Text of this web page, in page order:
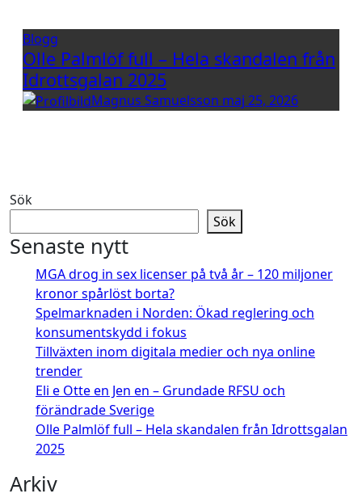
Blogg
Olle Palmlöf full – Hela skandalen från
Idrottsgalan 2025
Magnus Samuelsson maj 25, 2026
Sök
Sök
Senaste nytt
MGA drog in sex licenser på två år – 120 miljoner
kronor spårlöst borta?
Spelmarknaden i Norden: Ökad reglering och
konsumentskydd i fokus
Tillväxten inom digitala medier och nya online
trender
Eli e Otte en Jen en – Grundade RFSU och
förändrade Sverige
Olle Palmlöf full – Hela skandalen från Idrottsgalan
2025
Arkiv